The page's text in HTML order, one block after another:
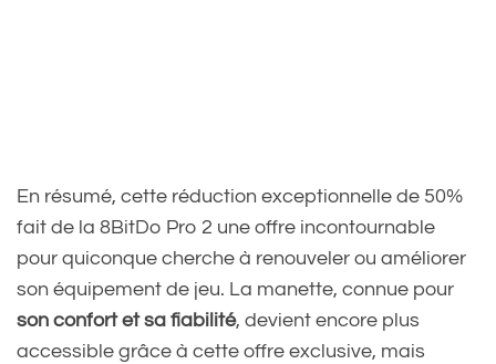
En résumé, cette réduction exceptionnelle de 50%
fait de la 8BitDo Pro 2 une offre incontournable
pour quiconque cherche à renouveler ou améliorer
son équipement de jeu. La manette, connue pour
son confort et sa fiabilité, devient encore plus
accessible grâce à cette offre exclusive, mais